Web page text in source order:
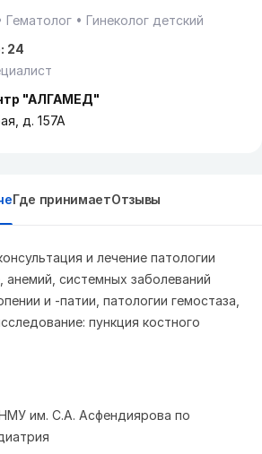
Гематолог
Гинеколог детский
24
"АЛГАМЕД"
д. 157А
Где принимаетОтзывы
и лечение патологии
анемий, системных заболеваний
и -патии, патологии гемостаза,
пункция костного
им. С.А. Асфендиярова по